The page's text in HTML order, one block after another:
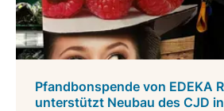
Pfandbonspende von EDEKA
unterstützt Neubau des CJD